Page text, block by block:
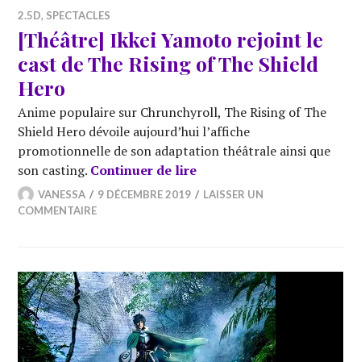
2.5D, SPECTACLES
[Théâtre] Ikkei Yamoto rejoint le
cast de The Rising of The Shield
Hero
Anime populaire sur Chrunchyroll, The Rising of The
Shield Hero dévoile aujourd’hui l’affiche
promotionnelle de son adaptation théâtrale ainsi que
son casting. Continuer de lire[Théâtre] Ikkei Yamoto
VANESSA 9 DÉCEMBRE 2019
LAISSER UN
COMMENTAIRE